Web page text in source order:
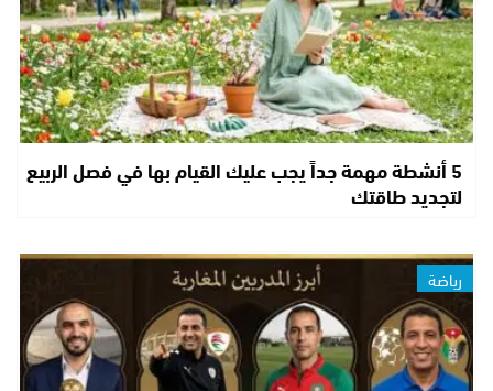
5 أنشطة مهمة جداً يجب عليك القيام بها في فصل الربيع
لتجديد طاقتك
رياضة